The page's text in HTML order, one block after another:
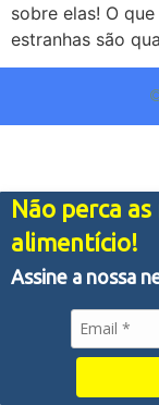
Não perca
alimentício!
Assine a nossa
sobre elas! O
estranhas são
Nós usamos
para melhorar a
personalizar
com tal